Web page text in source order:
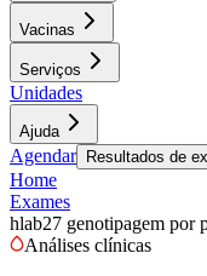
Vacinas
Serviços
Unidades
Ajuda
Agendar Resultados de
Home
Exames
hlab27 genotipagem por
Análises clínicas